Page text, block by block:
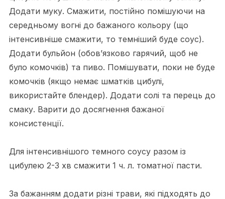
Додати муку. Смажити, постійно помішуючи на
середньому вогні до бажаного кольору (що
інтенсивніше смажити, то темніший буде соус).
Додати бульйон (обов’язково гарячий, щоб не
було комочків) та пиво. Помішувати, поки не буде
комочків (якщо немає шматків цибулі,
використайте блендер). Додати солі та перець до
смаку. Варити до досягнення бажаної
консистенції.
Для інтенсивнішого темного соусу разом із
цибулею 2-3 хв смажити 1 ч. л. томатної пасти.
За бажанням додати різні трави, які підходять до